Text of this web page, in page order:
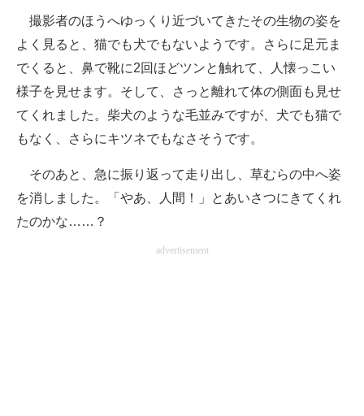
撮影者のほうへゆっくり近づいてきたその生物の姿を
よく見ると、猫でも犬でもないようです。さらに足元ま
でくると、鼻で靴に2回ほどツンと触れて、人懐っこい
様子を見せます。そして、さっと離れて体の側面も見せ
てくれました。柴犬のような毛並みですが、犬でも猫で
もなく、さらにキツネでもなさそうです。
そのあと、急に振り返って走り出し、草むらの中へ姿
を消しました。「やあ、人間！」とあいさつにきてくれ
たのかな……？
advertisement